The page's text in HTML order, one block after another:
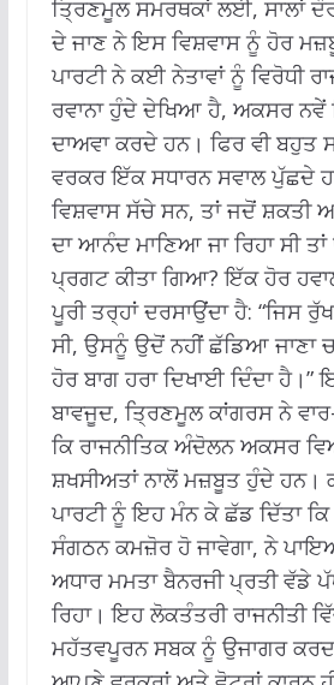
ਤ੍ਰਿਣਮੂਲ ਸਮਰਥਕਾਂ ਲਈ, ਸਾਲਾਂ
ਦੇ ਜਾਣ ਨੇ ਇਸ ਵਿਸ਼ਵਾਸ ਨੂੰ ਹੋਰ
ਪਾਰਟੀ ਨੇ ਕਈ ਨੇਤਾਵਾਂ ਨੂੰ ਵਿਰੋਧੀ
ਰਵਾਨਾ ਹੁੰਦੇ ਦੇਖਿਆ ਹੈ, ਅਕਸਰ ਨਵੇਂ
ਦਾਅਵਾ ਕਰਦੇ ਹਨ। ਫਿਰ ਵੀ ਬਹੁਤ
ਵਰਕਰ ਇੱਕ ਸਧਾਰਨ ਸਵਾਲ ਪੁੱਛਦੇ
ਵਿਸ਼ਵਾਸ ਸੱਚੇ ਸਨ, ਤਾਂ ਜਦੋਂ ਸ਼ਕਤੀ
ਦਾ ਆਨੰਦ ਮਾਣਿਆ ਜਾ ਰਿਹਾ ਸੀ
ਪ੍ਰਗਟ ਕੀਤਾ ਗਿਆ? ਇੱਕ ਹੋਰ
ਪੂਰੀ ਤਰ੍ਹਾਂ ਦਰਸਾਉਂਦਾ ਹੈ: “ਜਿਸ
ਸੀ, ਉਸਨੂੰ ਉਦੋਂ ਨਹੀਂ ਛੱਡਿਆ ਜਾਣਾ
ਹੋਰ ਬਾਗ ਹਰਾ ਦਿਖਾਈ ਦਿੰਦਾ ਹੈ।”
ਬਾਵਜੂਦ, ਤ੍ਰਿਣਮੂਲ ਕਾਂਗਰਸ ਨੇ
ਕਿ ਰਾਜਨੀਤਿਕ ਅੰਦੋਲਨ ਅਕਸਰ
ਸ਼ਖਸੀਅਤਾਂ ਨਾਲੋਂ ਮਜ਼ਬੂਤ ​​ਹੁੰਦੇ ਹਨ।
ਪਾਰਟੀ ਨੂੰ ਇਹ ਮੰਨ ਕੇ ਛੱਡ ਦਿੱਤਾ
ਸੰਗਠਨ ਕਮਜ਼ੋਰ ਹੋ ਜਾਵੇਗਾ, ਨੇ
ਅਧਾਰ ਮਮਤਾ ਬੈਨਰਜੀ ਪ੍ਰਤੀ ਵੱਡੇ
ਰਿਹਾ। ਇਹ ਲੋਕਤੰਤਰੀ ਰਾਜਨੀਤੀ
ਮਹੱਤਵਪੂਰਨ ਸਬਕ ਨੂੰ ਉਜਾਗਰ